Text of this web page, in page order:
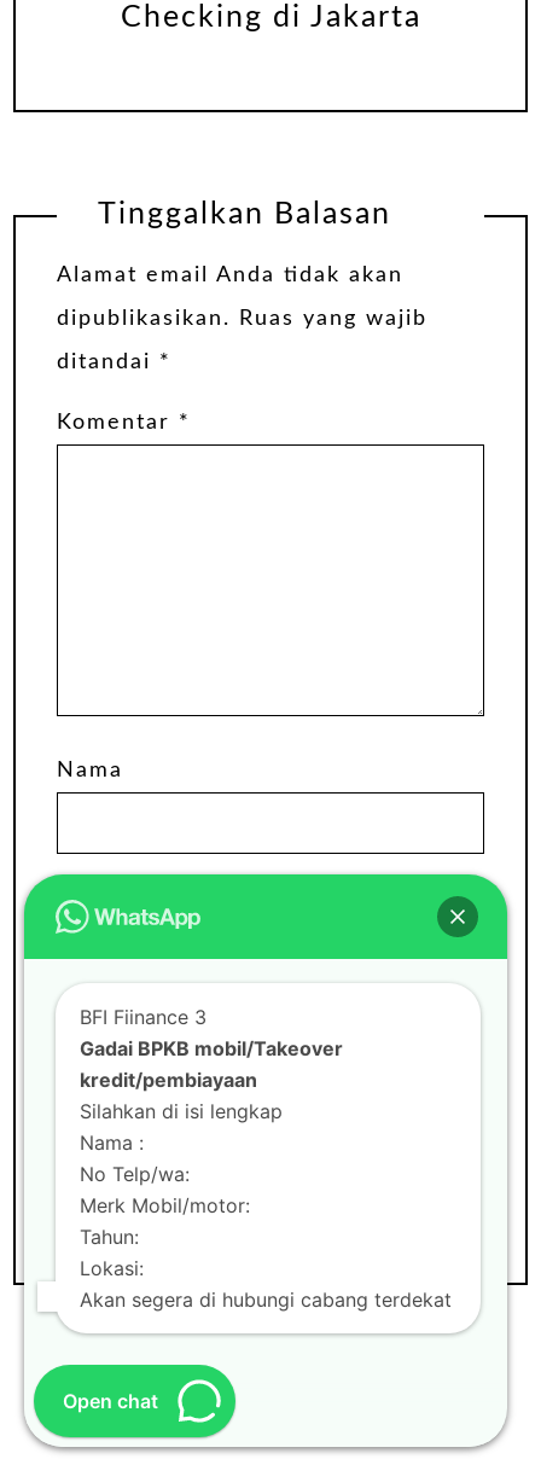
Checking di Jakarta
Tinggalkan Balasan
Alamat email Anda tidak akan
dipublikasikan.
Ruas yang wajib
ditandai *
Komentar *
Nama
Situs Web
Theme by Scissor Themes
powered by
BFI Fiinance 3
Gadai BPKB mobil/Takeover
kredit/pembiayaan
Silahkan di isi lengkap
Nama :
No Telp/wa:
Merk Mobil/motor:
Tahun:
Lokasi:
Akan segera di hubungi cabang terdekat
Open chat